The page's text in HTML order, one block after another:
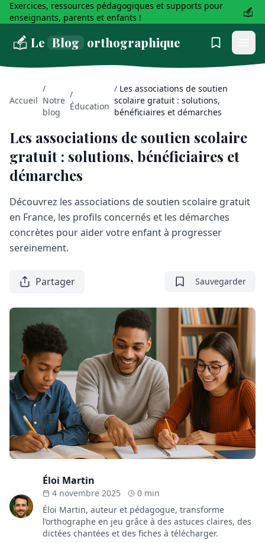
Exercices, ressources pédagogiques et supports pour
enseignants, parents et enfants !
Le Blog orthographique
Accueil
/
Notre
blog
/
Éducation
/ Les associations de soutien
scolaire gratuit : solutions,
bénéficiaires et démarches
Les associations de soutien scolaire
gratuit : solutions, bénéficiaires et
démarches
Découvrez les associations de soutien scolaire gratuit
en France, les profils concernés et les démarches
concrètes pour aider votre enfant à progresser
sereinement.
Partager Sauvegarder
Éloi Martin
4 novembre 2025
0 min
Éloi Martin, auteur et pédagogue, transforme
l’orthographe en jeu grâce à des astuces claires, des
dictées chantées et des fiches à télécharger.